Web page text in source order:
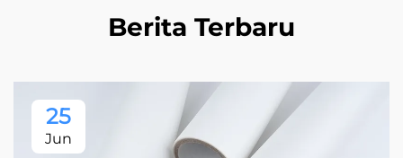
Berita Terbaru
25
Jun